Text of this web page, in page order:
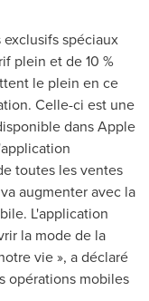
spéciaux
plein et de 10 %
le plein en ce
Celle-ci est une
dans Apple
toutes les ventes
augmenter avec la
L'application
la mode de la
vie », a déclaré
opérations mobiles